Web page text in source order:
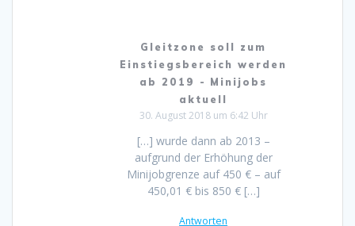
Gleitzone soll zum
Einstiegsbereich werden
ab 2019 - Minijobs
aktuell
30. August 2018 um 6:42 Uhr
[…] wurde dann ab 2013 –
aufgrund der Erhöhung der
Minijobgrenze auf 450 € – auf
450,01 € bis 850 € […]
Antworten